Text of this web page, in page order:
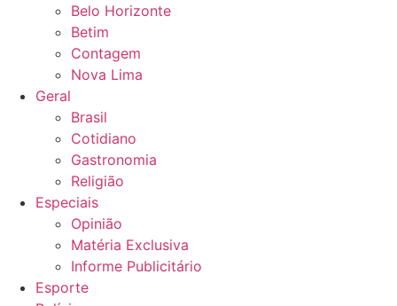
Belo Horizonte
Betim
Contagem
Nova Lima
Geral
Brasil
Cotidiano
Gastronomia
Religião
Especiais
Opinião
Matéria Exclusiva
Informe Publicitário
Esporte